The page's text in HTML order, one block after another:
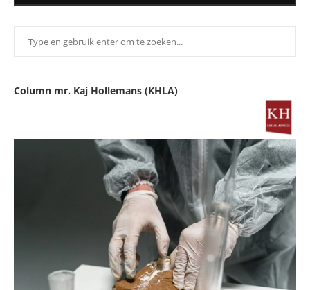
Column mr. Kaj Hollemans (KHLA)